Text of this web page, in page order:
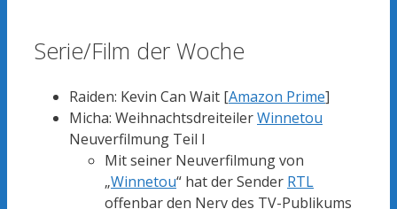
Serie/Film der Woche
Raiden: Kevin Can Wait [Amazon Prime]
Micha: WeihnachtsdreiteilerWinnetou
Neuverfilmung Teil I
Mit seiner Neuverfilmung von
„Winnetou“ hat der Sender RTL
offenbar den Nerv des TV-Publikums